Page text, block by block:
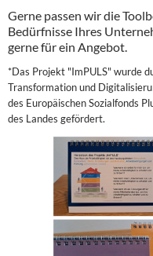
Gerne passen wir die
Bedürfnisse Ihres
gerne für ein Angebot.
*Das Projekt "ImPULS" wurde
Transformation und
des Europäischen Sozialfonds
des Landes gefördert.